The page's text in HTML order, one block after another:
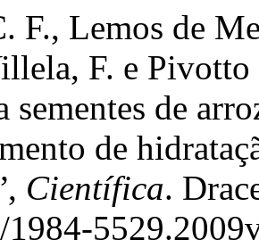
F., Lemos de
F. e
sementes de
de
Científica.
1984-